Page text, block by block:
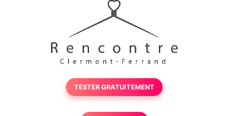
TESTER GRATUITEMENT